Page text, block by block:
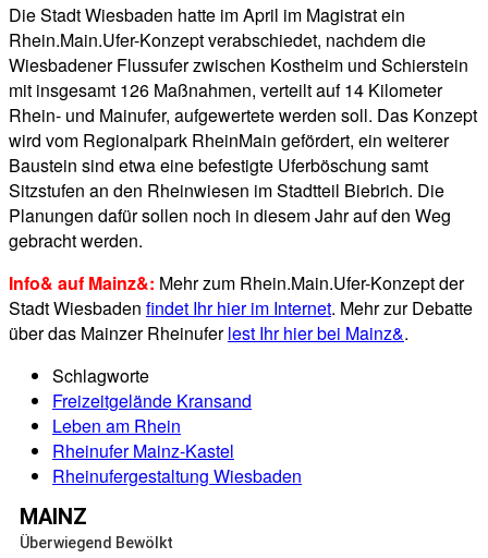
Die Stadt Wiesbaden hatte im April im Magistrat ein
Rhein.Main.Ufer-Konzept verabschiedet, nachdem die
Wiesbadener Flussufer zwischen Kostheim und Schierstein
mit insgesamt 126 Maßnahmen, verteilt auf 14 Kilometer
Rhein- und Mainufer, aufgewertete werden soll. Das Konzept
wird vom Regionalpark RheinMain gefördert, ein weiterer
Baustein sind etwa eine befestigte Uferböschung samt
Sitzstufen an den Rheinwiesen im Stadtteil Biebrich. Die
Planungen dafür sollen noch in diesem Jahr auf den Weg
gebracht werden.
Info& auf Mainz&: Mehr zum Rhein.Main.Ufer-Konzept der
Stadt Wiesbaden findet Ihr hier im Internet. Mehr zur Debatte
über das Mainzer Rheinuferlest Ihr hier bei Mainz&.
Schlagworte
Freizeitgelände Kransand
Leben am Rhein
Rheinufer Mainz-Kastel
Rheinufergestaltung Wiesbaden
MAINZ
Überwiegend Bewölkt